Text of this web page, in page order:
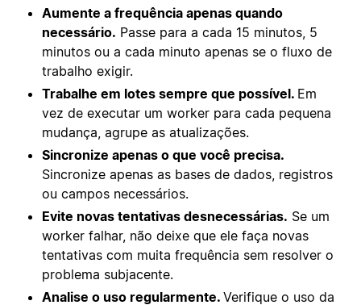
Aumente a frequência apenas quando
necessário. Passe para a cada 15 minutos, 5
minutos ou a cada minuto apenas se o fluxo de
trabalho exigir.
Trabalhe em lotes sempre que possível. Em
vez de executar um worker para cada pequena
mudança, agrupe as atualizações.
Sincronize apenas o que você precisa.
Sincronize apenas as bases de dados, registros
ou campos necessários.
Evite novas tentativas desnecessárias. Se um
worker falhar, não deixe que ele faça novas
tentativas com muita frequência sem resolver o
problema subjacente.
Analise o uso regularmente. Verifique o uso da